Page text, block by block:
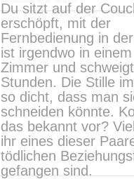
Du sitzt auf der
erschöpft, mit der
Fernbedienung in
ist irgendwo in
Zimmer und
Stunden. Die Stille
so dicht, dass man
schneiden könnte.
das bekannt vor?
ihr eines dieser
tödlichen
gefangen sind.